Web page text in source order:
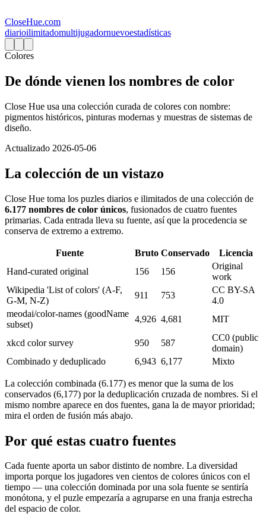
CloseHue.com
diarioilimitadomultijugadornuevoestadísticas
Colores
De dónde vienen los nombres de color
Close Hue usa una colección curada de colores con nombre:
pigmentos históricos, pinturas modernas y muestras de sistemas de
diseño.
Actualizado 2026-05-06
La colección de un vistazo
Close Hue toma los puzles diarios e ilimitados de una colección de
6.177 nombres de color únicos, fusionados de cuatro fuentes
primarias. Cada entrada lleva su fuente, así que la procedencia se
conserva de extremo a extremo.
Fuente Bruto Conservado
Licencia
Hand-curated original
156 156
Original
work
Wikipedia 'List of colors' (A-F,
G-M, N-Z)
911 753
CC BY-SA
4.0
meodai/color-names (goodName
subset)
4,926 4,681 MIT
xkcd color survey 950 587
CC0 (public
domain)
Combinado y deduplicado
6,943 6,177 Mixto
La colección combinada (6.177) es menor que la suma de los
conservados (6,177) por la deduplicación cruzada de nombres. Si el
mismo nombre aparece en dos fuentes, gana la de mayor prioridad;
mira el orden de fusión más abajo.
Por qué estas cuatro fuentes
Cada fuente aporta un sabor distinto de nombre. La diversidad
importa porque los jugadores ven cientos de colores únicos con el
tiempo — una colección dominada por una sola fuente se sentiría
monótona, y el puzle empezaría a agruparse en una franja estrecha
del espacio de color.